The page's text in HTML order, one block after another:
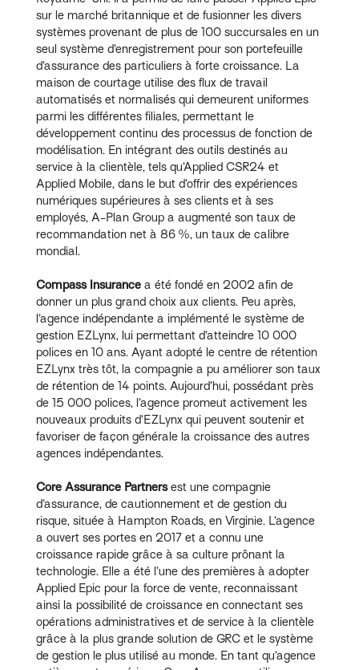
sur le marché britannique et de fusionner les divers
systèmes provenant de plus de 100 succursales en un
seul système d’enregistrement pour son portefeuille
d’assurance des particuliers à forte croissance. La
maison de courtage utilise des flux de travail
automatisés et normalisés qui demeurent uniformes
parmi les différentes filiales, permettant le
développement continu des processus de fonction de
modélisation. En intégrant des outils destinés au
service à la clientèle, tels qu’Applied CSR24 et
Applied Mobile, dans le but d’offrir des expériences
numériques supérieures à ses clients et à ses
employés, A-Plan Group a augmenté son taux de
recommandation net à 86 %, un taux de calibre
mondial.
Compass Insurance a été fondé en 2002 afin de
donner un plus grand choix aux clients. Peu après,
l’agence indépendante a implémenté le système de
gestion EZLynx, lui permettant d’atteindre 10 000
polices en 10 ans. Ayant adopté le centre de rétention
EZLynx très tôt, la compagnie a pu améliorer son taux
de rétention de 14 points. Aujourd’hui, possédant près
de 15 000 polices, l’agence promeut activement les
nouveaux produits d’EZLynx qui peuvent soutenir et
favoriser de façon générale la croissance des autres
agences indépendantes.
Core Assurance Partnersest une compagnie
d’assurance, de cautionnement et de gestion du
risque, située à Hampton Roads, en Virginie. L’agence
a ouvert ses portes en 2017 et a connu une
croissance rapide grâce à sa culture prônant la
technologie. Elle a été l’une des premières à adopter
Applied Epic pour la force de vente, reconnaissant
ainsi la possibilité de croissance en connectant ses
opérations administratives et de service à la clientèle
grâce à la plus grande solution de GRC et le système
de gestion le plus utilisé au monde. En tant qu’agence